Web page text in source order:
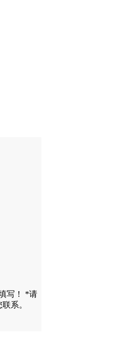
写！
*请
系。